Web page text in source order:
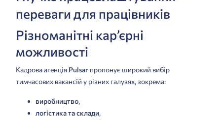
переваги для працівників
Різноманітні кар’єрні
можливості
Кадрова агенція Pulsar пропонує широкий вибір
тимчасових вакансій у різних галузях, зокрема:
виробництво,
логістика та склади,